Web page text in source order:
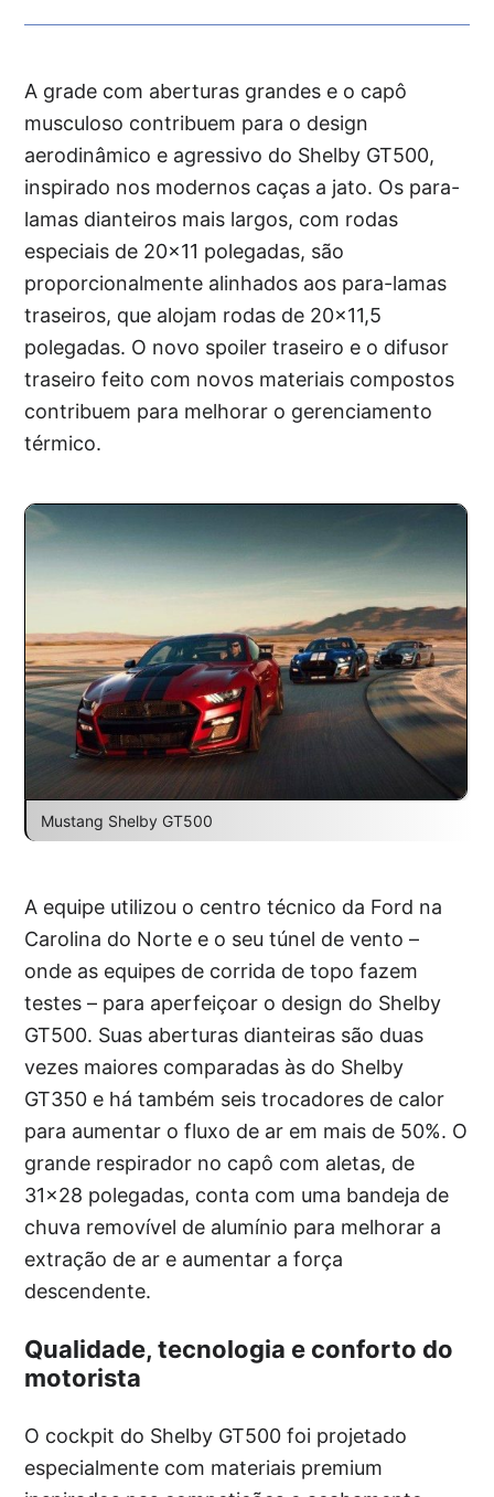
A grade com aberturas grandes e o capô
musculoso contribuem para o design
aerodinâmico e agressivo do Shelby GT500,
inspirado nos modernos caças a jato. Os para-
lamas dianteiros mais largos, com rodas
especiais de 20×11 polegadas, são
proporcionalmente alinhados aos para-lamas
traseiros, que alojam rodas de 20×11,5
polegadas. O novo spoiler traseiro e o difusor
traseiro feito com novos materiais compostos
contribuem para melhorar o gerenciamento
térmico.
Mustang Shelby GT500
A equipe utilizou o centro técnico da Ford na
Carolina do Norte e o seu túnel de vento –
onde as equipes de corrida de topo fazem
testes – para aperfeiçoar o design do Shelby
GT500. Suas aberturas dianteiras são duas
vezes maiores comparadas às do Shelby
GT350 e há também seis trocadores de calor
para aumentar o fluxo de ar em mais de 50%. O
grande respirador no capô com aletas, de
31×28 polegadas, conta com uma bandeja de
chuva removível de alumínio para melhorar a
extração de ar e aumentar a força
descendente.
Qualidade, tecnologia e conforto do
motorista
O cockpit do Shelby GT500 foi projetado
especialmente com materiais premium